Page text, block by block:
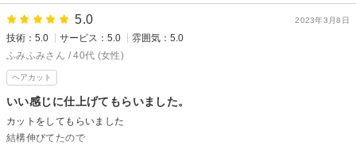
が、大正解！みんなに「可愛くなったね！似合ってる！」と言ってもらえ
ただ頭皮の弱い私はシャンプー後のスースーするやつが痛くて無理でした！
痛いですと伝えたら、すぐに洗い流してくださったので良かったです^ ^周り
のお客さん達が口々に「スッキリしたー！」と言う理由はここにあるのかな
ーと思いました^ ^
た^ ^
2023年3月8日
5.0
技術：5.0 サービス：5.0
雰囲気：5.0
ふみふみさん / 40代 (女性)
ヘアカット
いい感じに仕上げてもらいました。
カットをしてもらいました
結構伸びてたので